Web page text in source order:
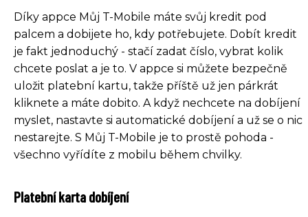
Díky appce Můj T-Mobile máte svůj kredit pod
palcem a dobijete ho, kdy potřebujete. Dobít kredit
je fakt jednoduchý - stačí zadat číslo, vybrat kolik
chcete poslat a je to. V appce si můžete bezpečně
uložit platební kartu, takže příště už jen párkrát
kliknete a máte dobito. A když nechcete na dobíjení
myslet, nastavte si automatické dobíjení a už se o nic
nestarejte. S Můj T-Mobile je to prostě pohoda -
všechno vyřídíte z mobilu během chvilky.
Platební karta dobíjení